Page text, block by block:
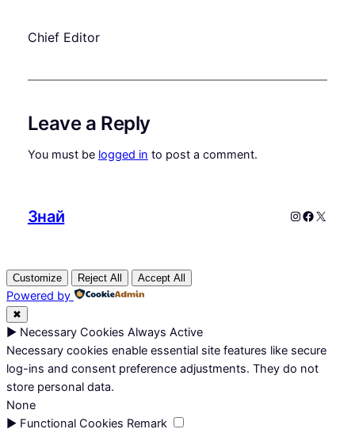
Chief Editor
Leave a Reply
You must be logged in to post a comment.
Знай Instagram
X
Customize Reject All Accept All
Powered by
✖
► Necessary Cookies Always Active
Necessary cookies enable essential site features like secure
log-ins and consent preference adjustments. They do not
store personal data.
None
► Functional Cookies Remark